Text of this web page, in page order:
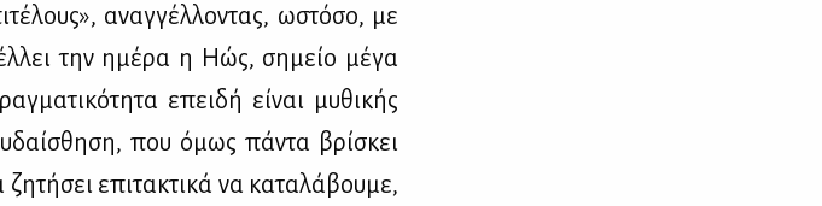
αναγ­γέλ­λο­ντας, ωστό­σο, με
την ημέ­ρα η Ηώς, ση­μείο μέ­γα
επει­δή εί­ναι μυ­θι­κής
που όμως πά­ντα βρί­σκει
επι­τα­κτι­κά να κα­τα­λά­βου­με,